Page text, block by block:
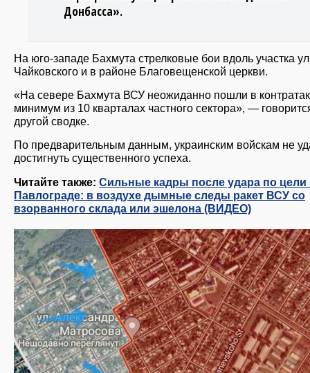
Донбасса».
На юго-западе Бахмута стрелковые бои вдоль участка
Чайковского и в районе Благовещенской церкви.
«На севере Бахмута ВСУ неожиданно пошли в
минимум из 10 кварталах частного сектора», —
другой сводке.
По предварительным данным, украинским войскам не
достигнуть существенного успеха.
Читайте также: Сильные кадры после удара по цели
Павлограде: в воздухе дымные следы ракет ВСУ со
взорванного склада или эшелона (ВИДЕО)